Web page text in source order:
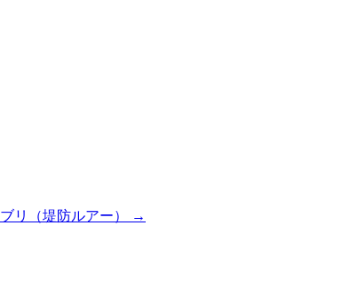
ブリ（堤防ルアー） →